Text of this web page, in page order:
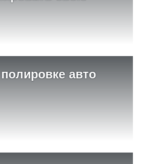
авто